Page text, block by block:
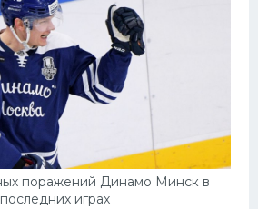
поражений Динамо Минск в
последних играх